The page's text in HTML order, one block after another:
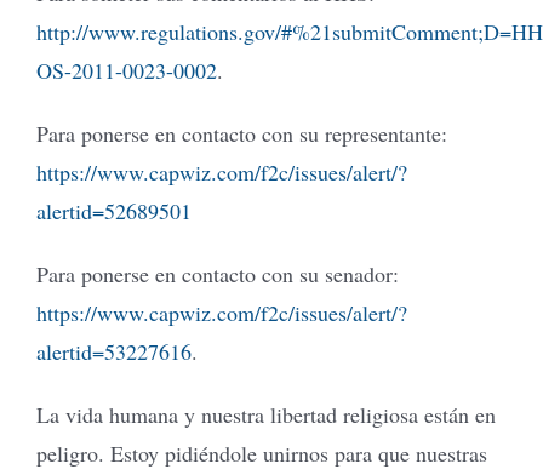
http://www.regulations.gov/
OS-2011-0023-0002.
Para ponerse en contacto con su representante:
https://www.capwiz.com/f2c/issues/alert/?
alertid=52689501
Para ponerse en contacto con su senador:
https://www.capwiz.com/f2c/issues/alert/?
alertid=53227616.
La vida humana y nuestra libertad religiosa están en
peligro. Estoy pidiéndole unirnos para que nuestras